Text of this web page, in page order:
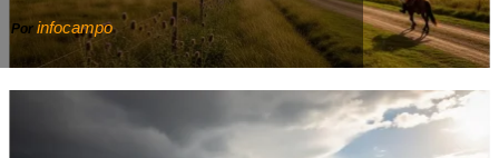
Por infocampo